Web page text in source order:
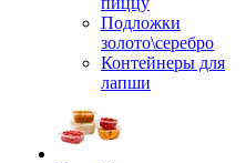
Подложки
золото\серебро
Контейнеры для
лапши